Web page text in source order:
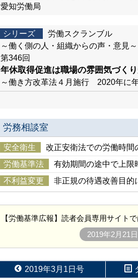
愛知労働局
シリーズ
労働スクランブル
～働く側の人・組織からの声・意見～
第346回
年休取得促進は職場の雰囲気づく
～働き方改革法４月施行 2020年に
労務相談室
安全衛生
改正安衛法での労働時間
労働基準法
有効期間の途中で上限
不利益変更
非正規の待遇改善目的
【労働基準広報】読者会員専用サイト
2019年2月21
2019年3月1日号